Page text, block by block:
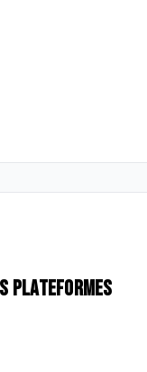
plateformes